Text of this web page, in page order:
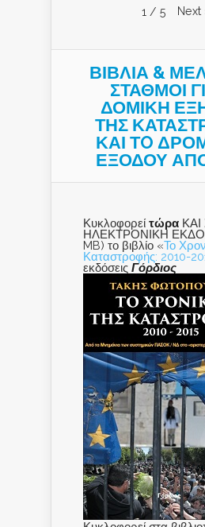
1 / 5 Next
ΒΙΒΛΙΑ &
ΣΤΑΘΜΟΙ
ΔΟΜΙΚΗ
ΤΗΣ
ΚΑΙ ΤO
ΕΞΟΔΟΥ
Κυκλοφορεί τώρα ΚΑΙ
ΗΛΕΚΤΡΟΝΙΚΗ
MB) το βιβλίο «Το
Καταστροφής: 2010-
εκδόσεις Γόρδιος